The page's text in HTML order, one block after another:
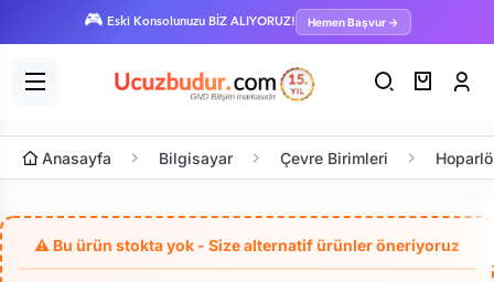
🎮 Eski Konsolunuzu BİZ ALIYORUZ! Hemen Başvur →
Anasayfa Bilgisayar Çevre Birimleri